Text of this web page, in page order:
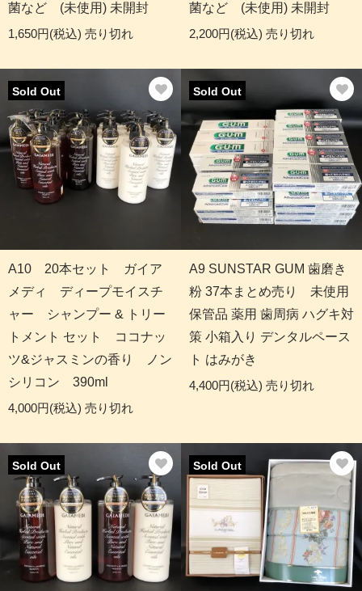
菌など (未使用) 未開封
1,650円(税込) 売り切れ
菌など (未使用) 未開封
2,200円(税込) 売り切れ
Sold Out
A10 20本セット ガイア
メディ ディープモイスチ
ャー シャンプー & トリー
トメント セット ココナッ
ツ&ジャスミンの香り ノン
シリコン 390ml
4,000円(税込) 売り切れ
Sold Out
A9 SUNSTAR GUM 歯磨き
粉 37本まとめ売り 未使用
保管品 薬用 歯周病 ハグキ対
策 小箱入り デンタルペース
ト はみがき
4,400円(税込) 売り切れ
Sold Out Sold Out